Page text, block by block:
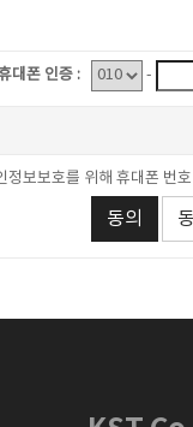
대폰 인증 : -
정보보호를 위해 휴대폰 번
동의